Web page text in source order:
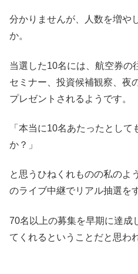
分かりませんが、人数を増や
か。
当選した10名には、航空券の
セミナー、投資候補観察、夜
プレゼントされるようです。
「本当に10名あたったとし
か？」
と思うひねくれものの私のよ
のライブ中継でリアル抽選を
70名以上の募集を早期に達成
てくれるということだと思わ